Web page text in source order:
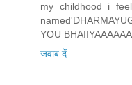
my childhood i
YOU
जवाब दें